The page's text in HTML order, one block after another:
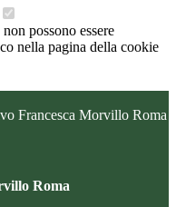
possono essere
nella pagina della cookie
Francesca Morvillo Roma
Roma